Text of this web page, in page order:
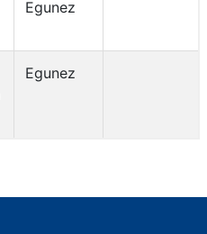
Egunez
Egunez